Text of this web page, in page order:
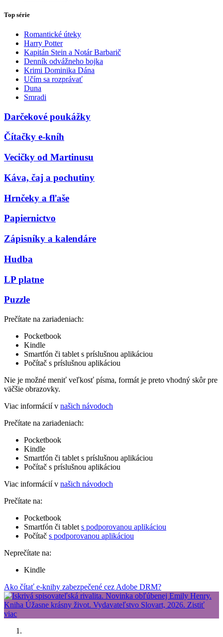
Top série
Romantické úteky
Harry Potter
Kapitán Stein a Notár Barbarič
Denník odvážneho bojka
Krimi Dominika Dána
Učím sa rozprávať
Duna
Smradi
Darčekové poukážky
Čítačky e-kníh
Vecičky od Martinusu
Káva, čaj a pochutiny
Hrnčeky a fľaše
Papiernictvo
Zápisníky a kalendáre
Hudba
LP platne
Puzzle
Prečítate na zariadeniach:
Pocketbook
Kindle
Smartfón či tablet s príslušnou aplikáciou
Počítač s príslušnou aplikáciou
Nie je možné meniť veľkosť písma, formát je preto vhodný skôr pre
väčšie obrazovky.
Viac informácií v našich návodoch
Prečítate na zariadeniach:
Pocketbook
Kindle
Smartfón či tablet s príslušnou aplikáciou
Počítač s príslušnou aplikáciou
Viac informácií v našich návodoch
Prečítate na:
Pocketbook
Smartfón či tablet s podporovanou aplikáciou
Počítač s podporovanou aplikáciou
Neprečítate na:
Kindle
Ako čítať e-knihy zabezpečené cez Adobe DRM?